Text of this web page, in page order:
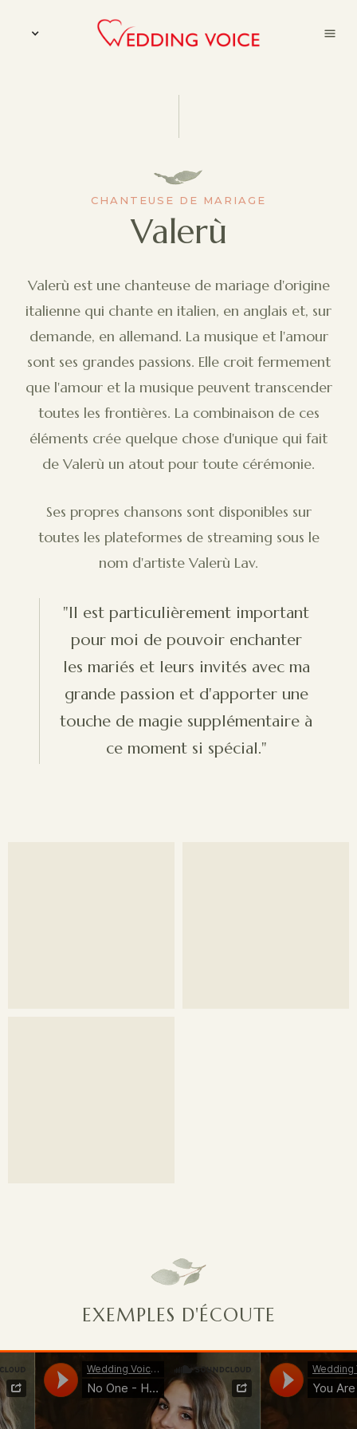
CHANTEUSE DE MARIAGE
Valerù
Valerù est une chanteuse de mariage d'origine
italienne qui chante en italien, en anglais et, sur
demande, en allemand. La musique et l'amour
sont ses grandes passions. Elle croit fermement
que l'amour et la musique peuvent transcender
toutes les frontières. La combinaison de ces
éléments crée quelque chose d'unique qui fait
de Valerù un atout pour toute cérémonie.
Ses propres chansons sont disponibles sur
toutes les plateformes de streaming sous le
nom d'artiste Valerù Lav.
"Il est particulièrement important
pour moi de pouvoir enchanter
les mariés et leurs invités avec ma
grande passion et d'apporter une
touche de magie supplémentaire à
ce moment si spécial."
EXEMPLES D'ÉCOUTE